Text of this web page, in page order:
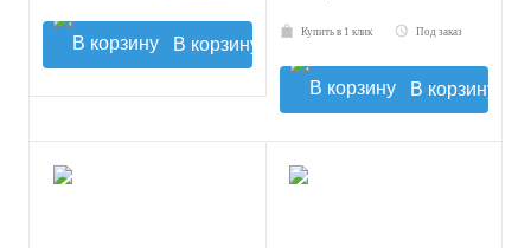
В корзину
Купить в 1 клик Под заказ
В корзину